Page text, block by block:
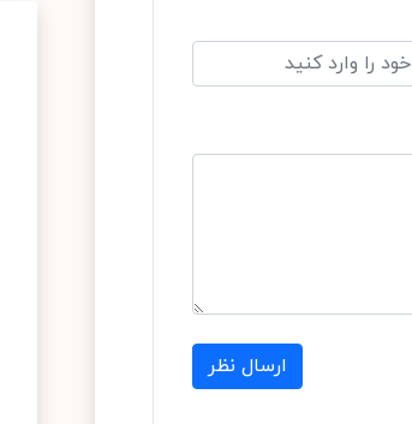
ارسال نظر